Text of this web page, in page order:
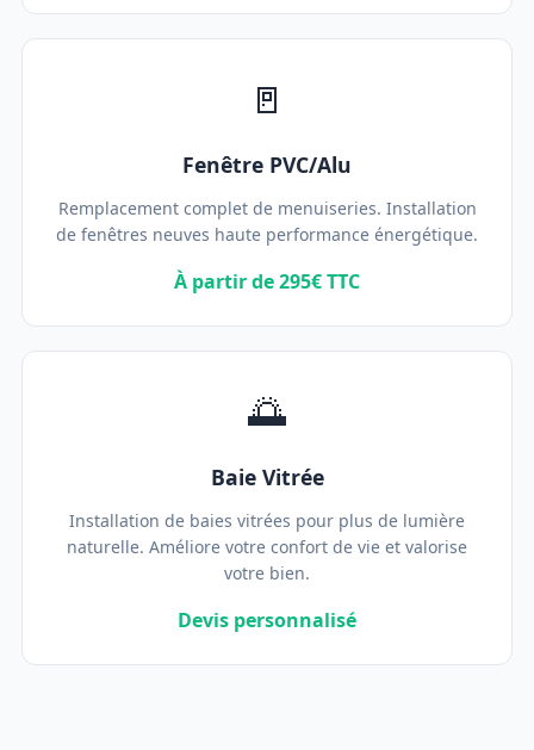
🚪
Fenêtre PVC/Alu
Remplacement complet de menuiseries. Installation
de fenêtres neuves haute performance énergétique.
À partir de 295€ TTC
🌅
Baie Vitrée
Installation de baies vitrées pour plus de lumière
naturelle. Améliore votre confort de vie et valorise
votre bien.
Devis personnalisé